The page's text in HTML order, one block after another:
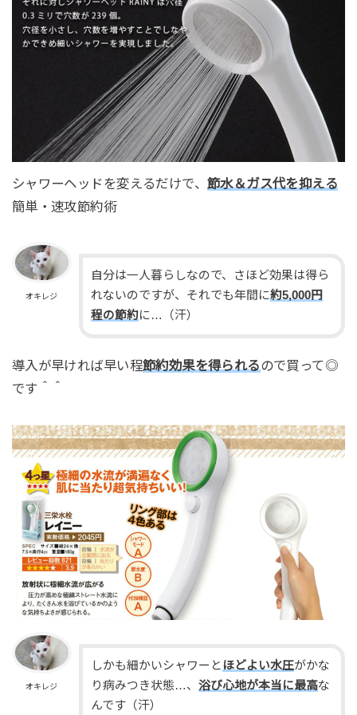
シャワーヘッドを変えるだけで、節水＆ガス代を抑える
簡単・速攻節約術
オキレジ
自分は一人暮らしなので、さほど効果は得ら
れないのですが、それでも年間に約5,000円
程の節約に…（汗）
導入が早ければ早い程節約効果を得られるので買って◎
です＾＾
オキレジ
しかも細かいシャワーと ほどよい水圧がかな
り病みつき状態…、 浴び心地が本当に最高な
んです（汗）